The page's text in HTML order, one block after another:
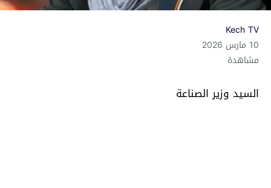
Kech TV
10 مارس 2026
مشاهدة
السيد وزير الصناعة